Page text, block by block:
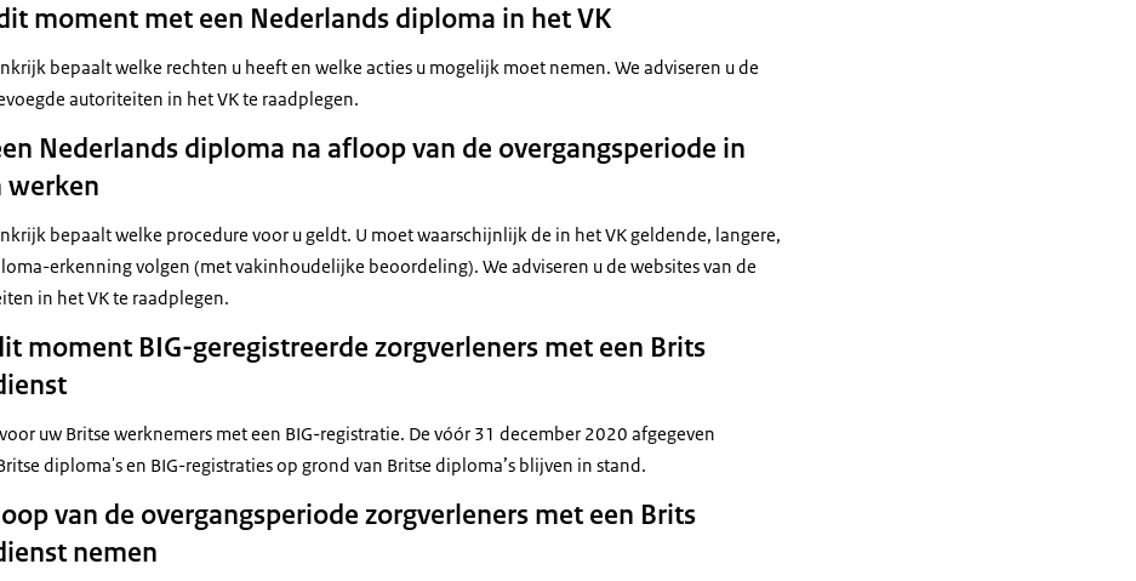
moment met een Nederlands diploma in het VK
bepaalt welke rechten u heeft en welke acties u mogelijk moet nemen. We adviseren u de
autoriteiten in het VK te raadplegen.
Nederlands diploma na afloop van de overgangsperiode in
werken
bepaalt welke procedure voor u geldt. U moet waarschijnlijk de in het VK geldende, langere,
erkenning volgen (met vakinhoudelijke beoordeling). We adviseren u de websites van de
in het VK te raadplegen.
moment BIG-geregistreerde zorgverleners met een Brits
uw Britse werknemers met een BIG-registratie. De vóór 31 december 2020 afgegeven
diploma's en BIG-registraties op grond van Britse diploma’s blijven in stand.
van de overgangsperiode zorgverleners met een Brits
nemen